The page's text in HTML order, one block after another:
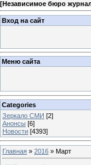
[Независимое бюро
Вход на сайт
Меню сайта
Categories
Зеркало СМИ [2]
Анонсы [6]
Новости [4393]
Главная » 2016 » Март